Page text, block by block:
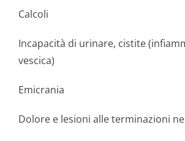
Calcoli
Incapacità di urinare, cistite
vescica)
Emicrania
Dolore e lesioni alle terminazioni